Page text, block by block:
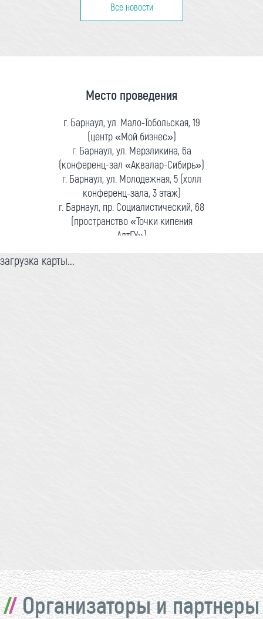
Все новости
Место проведения
г. Барнаул, ул. Мало-Тобольская, 19
(центр «Мой бизнес»)
г. Барнаул, ул. Мерзликина, 6а
(конференц-зал «Аквалар-Сибирь»)
г. Барнаул, ул. Молодежная, 5 (холл
конференц-зала, 3 этаж)
г. Барнаул, пр. Социалистический, 68
(пространство «Точки кипения
АлтГУ»)
загрузка карты...
Организаторы и партнеры